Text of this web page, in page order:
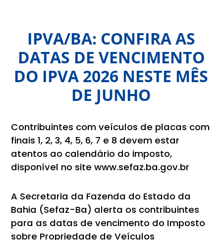
IPVA/BA: CONFIRA AS
DATAS DE VENCIMENTO
DO IPVA 2026 NESTE MÊS
DE JUNHO
Contribuintes com veículos de placas com
finais 1, 2, 3, 4, 5, 6, 7 e 8 devem estar
atentos ao calendário do imposto,
disponível no site www.sefaz.ba.gov.br
A Secretaria da Fazenda do Estado da
Bahia (Sefaz-Ba) alerta os contribuintes
para as datas de vencimento do Imposto
sobre Propriedade de Veículos